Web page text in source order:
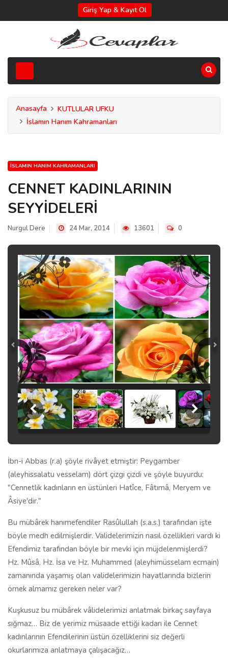
Giriş Yap & Kayıt Ol
Anasayfa
KUTLULAR UFKU
İslamın Hanım Kahramanları
İSLAMIN HANIM KAHRAMANLARI
CENNET KADINLARININ
SEYYİDELERİ
Nurgul Dere 24 Mar, 2014 13601 0
İbn-i Abbas (r.a) şöyle rivâyet etmiştir: Peygamber
(aleyhissalatu vesselam) dört çizgi çizdi ve şöyle buyurdu:
"Cennetlik kadınların en üstünleri Hatîce, Fâtımâ, Meryem ve
Âsiye'dir."
Bu mübârek hanımefendiler Rasûlullah (s.a.s.) tarafından işte
böyle medh edilmişlerdir. Validelerimizin nasıl özellikleri vardı ki
Efendimiz tarafından böyle bir mevki için müjdelenmişlerdi?
Hz. Mûsâ, Hz. İsa ve Hz. Muhammed (aleyhimüsselam ecmain)
zamanında yaşamış olan validelerimizin hayatlarında bizlerin
örnek almamız gereken neler var?
Kuşkusuz bu mübârek vâlidelerimizi anlatmak birkaç sayfaya
sığmaz… Biz de yerimiz müsaade ettiği kadarı ile Cennet
kadınlarının Efendilerinin üstün özelliklerini siz değerli
okurlarımıza anlatmaya çalışacağız…